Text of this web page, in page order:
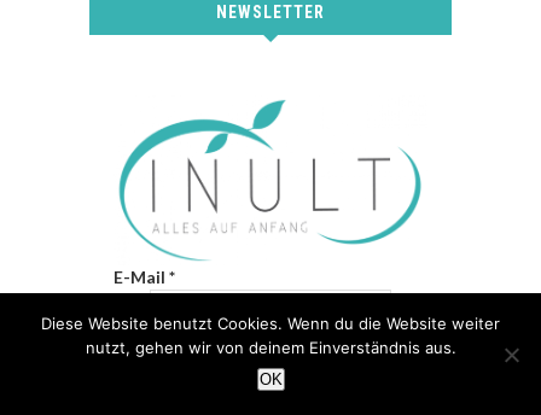
NEWSLETTER
E-Mail *
Diese Website benutzt Cookies. Wenn du die Website weiter
nutzt, gehen wir von deinem Einverständnis aus.
OK